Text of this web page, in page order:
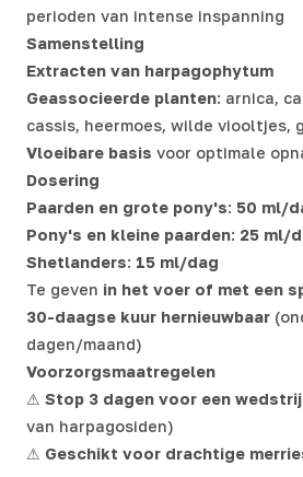
perioden van intense inspanning
Samenstelling
Extracten van harpagophytum
Geassocieerde planten: arnica,
cassis, heermoes, wilde viooltjes,
Vloeibare basis voor optimale
Dosering
Paarden en grote pony's: 50 ml/
Pony's en kleine paarden: 25 ml/
Shetlanders: 15 ml/dag
Te geven in het voer of met een
30-daagse kuur hernieuwbaar
dagen/maand)
Voorzorgsmaatregelen
⚠ Stop 3 dagen voor een
van harpagosiden)
⚠ Geschikt voor drachtige